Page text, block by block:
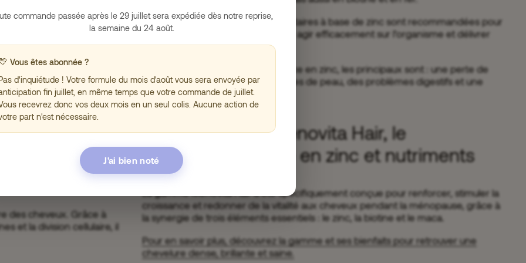
anti-chute. Il agit sur
et la synthèse des
à ses propriétés
un environnement
le stress oxydatif de
de cheveux.
cheveux. Les fibres
résistants face aux
et anormale.
des cheveux. Grâce à
et la division cellulaire, il
Les cures de compléments alimentaires à base de zinc sont recommandées pour
une durée d’au moins 3 mois, pour agir efficacement sur l’organisme et délivrer
ses nombreux bienfaits.
Parmi les symptômes d’une carence en zinc, les principaux sont : une perte de
cheveux et d’appétit, des problèmes de peau, des problèmes digestifs et une
lente guérison des plaies.
Focus produit : Menovita Hair, le
complément riche en zinc et nutriments
La gamme Menovita Hair a été spécifiquement conçue pour renforcer, stimuler la
croissance et redonner de la vitalité aux cheveux pendant la ménopause, grâce à
la synergie de trois éléments essentiels : le zinc, la biotine et le maca.
Pour en savoir plus, découvrez la gamme et ses bienfaits pour retrouver une
chevelure dense, brillante et saine.
commande passée après le 29 juillet sera expédiée dès notre reprise,
la semaine du 24 août.
Vous êtes abonnée ?
d'inquiétude ! Votre formule du mois d'août vous sera envoyée par
fin juillet, en même temps que votre commande de juillet.
recevrez donc vos deux mois en un seul colis. Aucune action de
part n'est nécessaire.
J'ai bien noté